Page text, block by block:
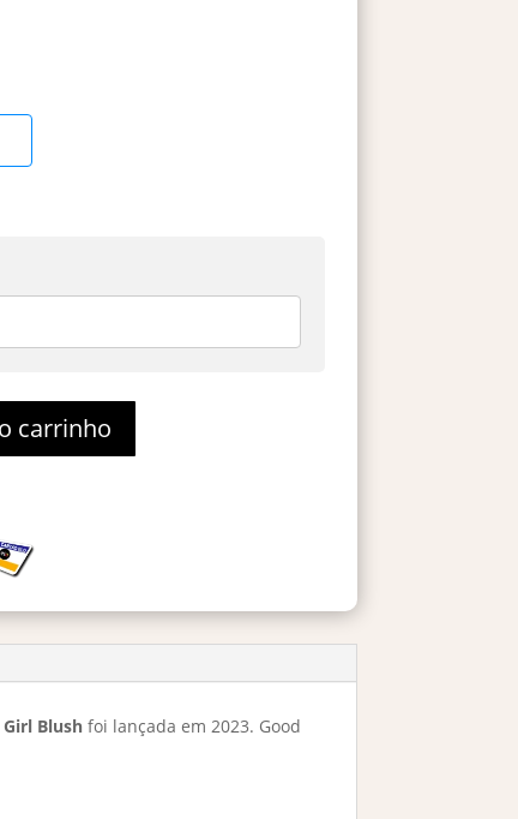
carrinho
Blush foi lançada em 2023. Good